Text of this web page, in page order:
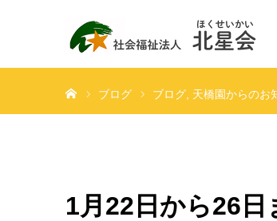
ブログ ブログ 天橋園からのお
1月22日から26